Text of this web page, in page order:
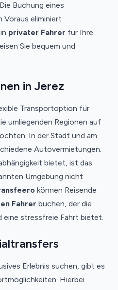
Buchung eines
Voraus eliminiert
privater Fahrer für Ihre
Sie bequem und
in Jerez
Transportoption für
umliegenden Regionen auf
In der Stadt und am
Autovermietungen.
bietet, ist das
Umgebung nicht
können Reisende
Fahrer buchen, der die
eine stressfreie Fahrt bietet.
Erlebnis suchen, gibt es
Hierbei